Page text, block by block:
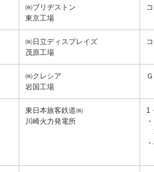
㈱ブリヂストン
東京工場
㈱日立ディスプレイズ
茂原工場
㈱クレシア
岩国工場
東日本旅客鉄道㈱
川崎火力発電所
1